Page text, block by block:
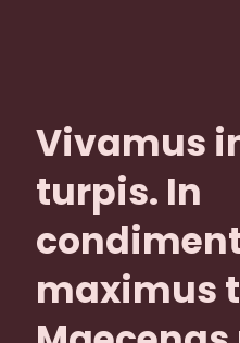
Vivamus
turpis. In
maximus